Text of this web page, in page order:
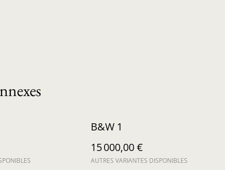
B&W 1
15 000,00 €
AUTRES VARIANTES DISPONIBLES